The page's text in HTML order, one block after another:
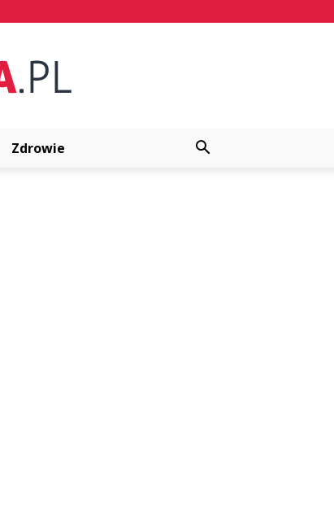
Zdrowie